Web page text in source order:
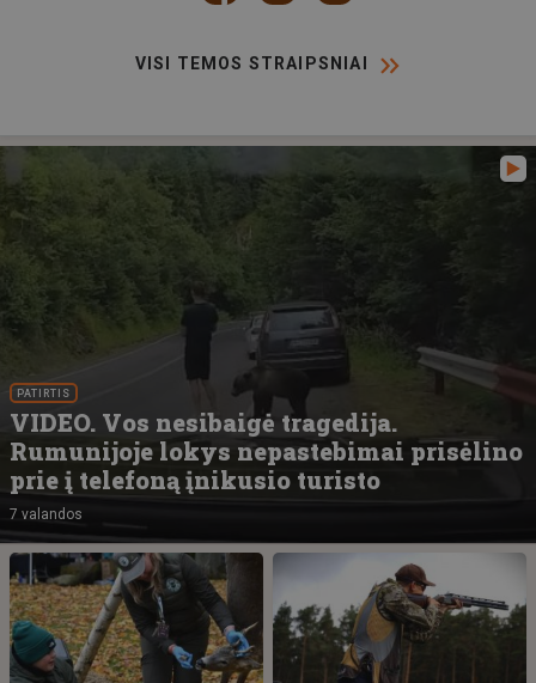
VISI TEMOS STRAIPSNIAI
PATIRTIS
VIDEO. Vos nesibaigė tragedija.
Rumunijoje lokys nepastebimai prisėlino
prie į telefoną įnikusio turisto
7 valandos